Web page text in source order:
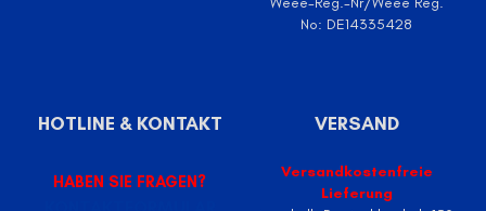
No: DE14335428
HOTLINE & KONTAKT
HABEN SIE FRAGEN?
VERSAND
Versandkostenfreie
Lieferung